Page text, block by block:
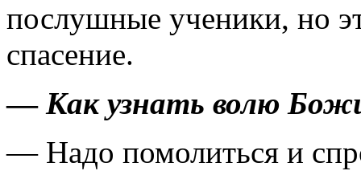
послушные ученики, но
спасение.
— Как узнать волю
— Надо помолиться и